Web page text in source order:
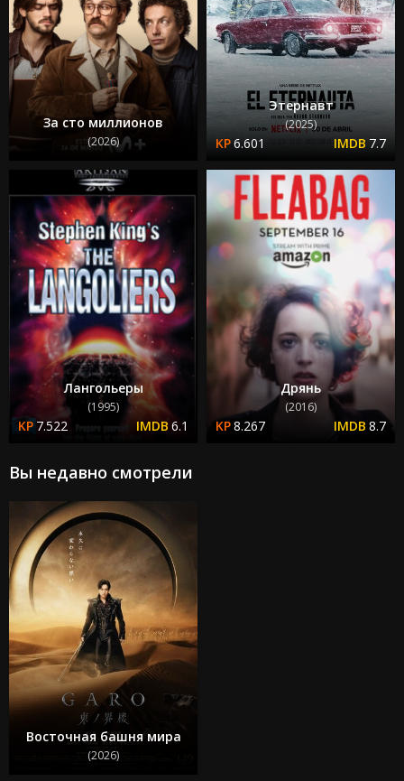
За сто миллионов
(2026)
Этернавт
(2025)
6.601 7.7
Лангольеры
(1995)
7.522 6.1
Дрянь
(2016)
8.267 8.7
Вы недавно смотрели
Восточная башня мира
(2026)